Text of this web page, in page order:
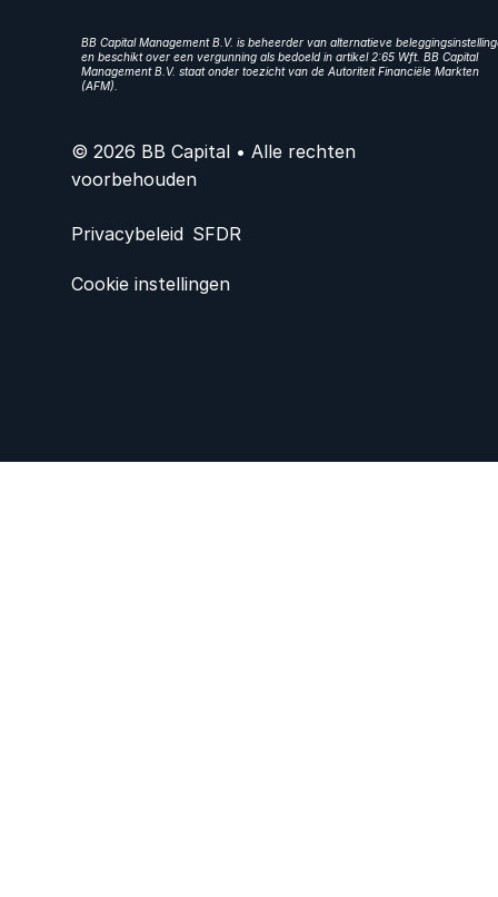
BB Capital Management B.V. is beheerder van alternatieve
en beschikt over een vergunning als bedoeld in artikel 2:65 Wft. BB Capital
Management B.V. staat onder toezicht van de Autoriteit Financiële Markten
(AFM).
© 2026 BB Capital • Alle rechten
voorbehouden
Privacybeleid SFDR
Cookie instellingen